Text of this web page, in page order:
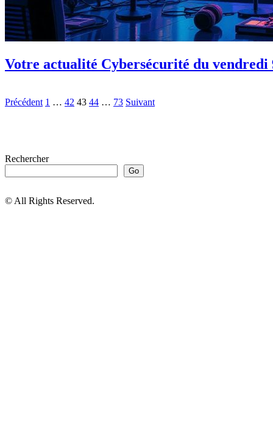
Votre actualité Cybersécurité du vendredi
Précédent 1 … 42 43 44 … 73 Suivant
Rechercher
Go
© All Rights Reserved.